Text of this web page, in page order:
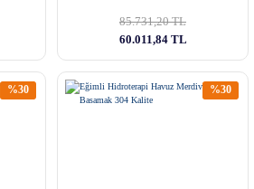
85.731,20 TL
60.011,84 TL
%30 %30